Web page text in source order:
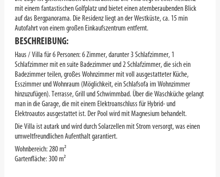
mit einem fantastischen Golfplatz und bietet einen atemberaubenden Blick
auf das Bergpanorama. Die Residenz liegt an der Westküste, ca. 15 min
Autofahrt von einem großen Einkaufszentrum entfernt.
BESCHREIBUNG:
Haus / Villa für 6 Personen: 6 Zimmer, darunter 3 Schlafzimmer, 1
Schlafzimmer mit en suite Badezimmer und 2 Schlafzimmer, die sich ein
Badezimmer teilen, großes Wohnzimmer mit voll ausgestatteter Küche,
Esszimmer und Wohnraum (Möglichkeit, ein Schlafsofa im Wohnzimmer
hinzuzufügen). Terrasse, Grill und Schwimmbad. Über die Waschküche gelangt
man in die Garage, die mit einem Elektroanschluss für Hybrid- und
Elektroautos ausgestattet ist. Der Pool wird mit Magnesium behandelt.
Die Villa ist autark und wird durch Solarzellen mit Strom versorgt, was einen
umweltfreundlichen Aufenthalt garantiert.
Wohnbereich: 280 m²
Gartenfläche: 300 m²